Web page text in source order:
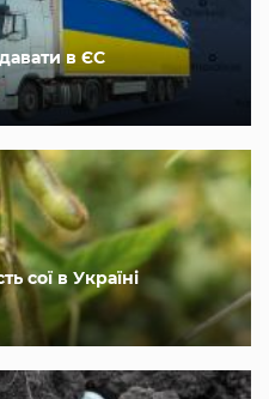
в ЄС
сої в Україні